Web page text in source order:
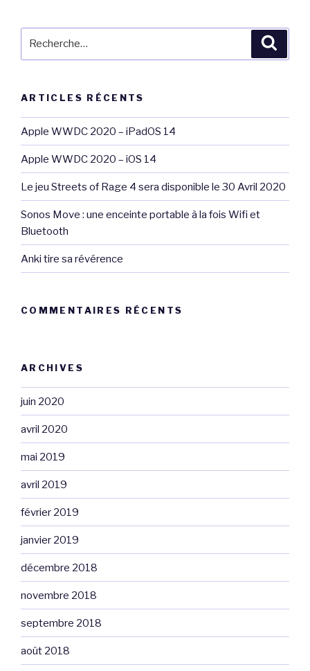
ARTICLES RÉCENTS
Apple WWDC 2020 – iPadOS 14
Apple WWDC 2020 – iOS 14
Le jeu Streets of Rage 4 sera disponible le 30 Avril 2020
Sonos Move : une enceinte portable à la fois Wifi et
Bluetooth
Anki tire sa révérence
COMMENTAIRES RÉCENTS
ARCHIVES
juin 2020
avril 2020
mai 2019
avril 2019
février 2019
janvier 2019
décembre 2018
novembre 2018
septembre 2018
août 2018